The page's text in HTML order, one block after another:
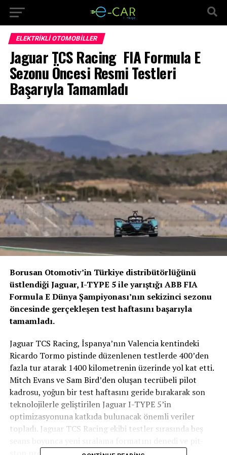
ELEKTRIKLI OTOMOBILLER
Jaguar TCS Racing FIA Formula E
Sezonu Öncesi Resmi Testleri
Başarıyla Tamamladı
Borusan Otomotiv’in Türkiye distribütörlüğünü
üstlendiği Jaguar, I-TYPE 5 ile yarıştığı ABB FIA
Formula E Dünya Şampiyonası’nın sekizinci sezonu
öncesinde gerçekleşen test haftasını başarıyla
tamamladı.
Jaguar TCS Racing, İspanya’nın Valencia kentindeki
Ricardo Tormo pistinde düzenlenen testlerde 400’den
fazla tur atarak 1400 kilometrenin üzerinde yol kat etti.
Mitch Evans ve Sam Bird’den oluşan tecrübeli pilot
kadrosu, yoğun bir test haftasını geride bırakarak son
teknolojilerle geliştirilen Jaguar I-TYPE 5’in
optimizasyonuna katkıda bulunacak önemli veriler
topladı. Jaguar TCS Racing ekibi testler sırasında beş